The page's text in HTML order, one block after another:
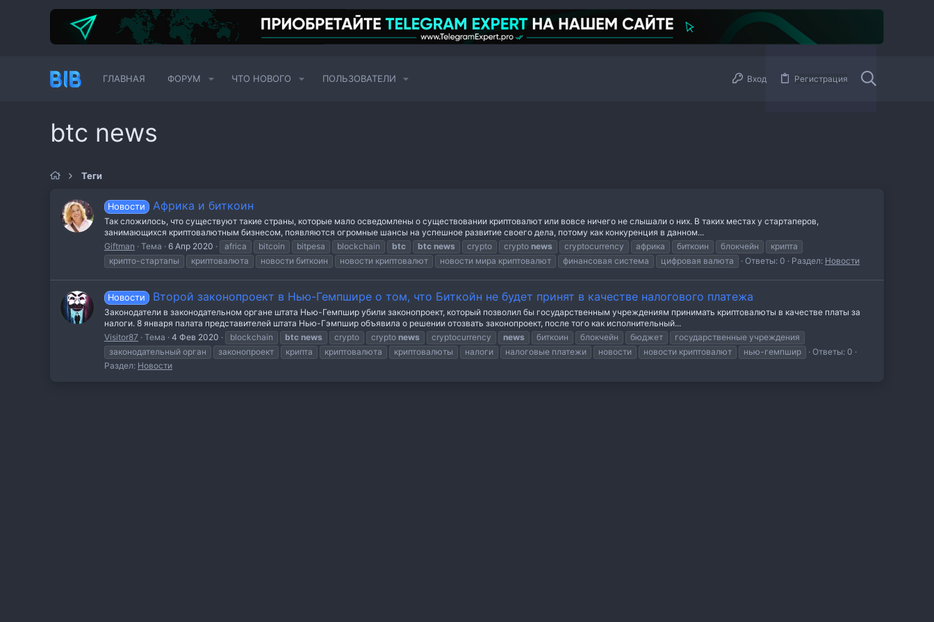
ГЛАВНАЯ ФОРУМ ЧТО НОВОГО ПОЛЬЗОВАТЕЛИ Вход Регистрация
btc news
Теги
Новости Африка и биткоин
Так сложилось, что существуют такие страны, которые мало осведомлены о существовании криптовалют или вовсе ничего не слышали о них. В таких местах у стартаперов,
занимающихся криптовалютным бизнесом, появляются огромные шансы на успешное развитие своего дела, потому как конкуренция в данном...
Giftman
Тема 6 Апр 2020 africa bitcoin bitpesa blockchain btc btc news crypto crypto news cryptocurrency африка биткоин блокчейн
крипта
крипто-стартапы
криптовалюта новости биткоин новости криптовалют новости мира криптовалют финансовая система цифровая валюта Ответы: 0 Раздел: Новости
Новости Второй законопроект в Нью-Гемпшире о том, что Биткойн не будет принят в качестве налогового платежа
Законодатели в законодательном органе штата Нью-Гемпшир убили законопроект, который позволил бы государственным учреждениям принимать криптовалюты в качестве платы за
налоги. 8 января палата представителей штата Нью-Гэмпшир объявила о решении отозвать законопроект, после того как исполнительный...
Visitor87
Тема 4 Фев 2020 blockchain btc news crypto crypto news cryptocurrency news биткоин блокчейн бюджет
государственные учреждения
законодательный орган
законопроект крипта криптовалюта криптовалюты налоги налоговые платежи новости новости криптовалют нью-гемпшир
Ответы: 0
Раздел: Новости